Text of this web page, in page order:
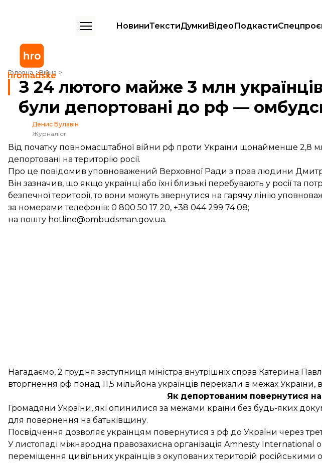
НовиниТекстиДумкиВідеоПодкасти
Головна Війна
З 24 лютого майже 3 млн українців вимушено виїхали чи були депортовані до рф — омбудсмен
З 24 лютого майже 3 млн
були депортовані до рф —
Денис Булавін
Журналіст
Від початку повномасштабної війни рф проти України щонайменше 2,8
депортовані на територію росії.
Про це повідомив уповноважений Верховної Ради з прав людини
Він зазначив, що якщо українці або їхні близькі перебувають у росії та
безпечної території, то вони можуть звернутися на гарячу лінію
за номерами телефонів: 0 800 50 17 20, +38 044 299 74 08;
на пошту hotline@ombudsman.gov.ua.
Нагадаємо, 2 грудня заступниця міністра внутрішніх справ Катерина
вторгнення рф понад 11,5 мільйона українців переїхали в межах
Як депортованим повернутися
Громадяни України, які опинилися за межами країни без будь-яких
для повернення на батьківщину.
Посвідчення дозволяє українцям повернутися з рф до України через
У листопаді міжнародна правозахисна організація Amnesty International
переміщення цивільних українців з окупованих територій російськими